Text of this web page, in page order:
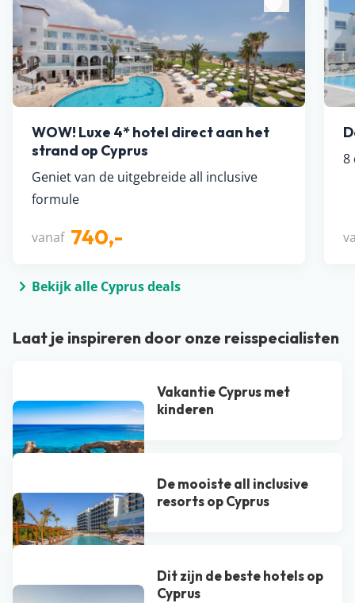
WOW! Luxe 4* hotel direct aan het
strand op Cyprus
Geniet van de uitgebreide all inclusive
formule
vanaf 740,-
8
Bekijk alle Cyprus deals
Laat je inspireren door onze reisspecialisten
Vakantie Cyprus met
kinderen
De mooiste all inclusive
resorts op Cyprus
Dit zijn de beste hotels op
Cyprus